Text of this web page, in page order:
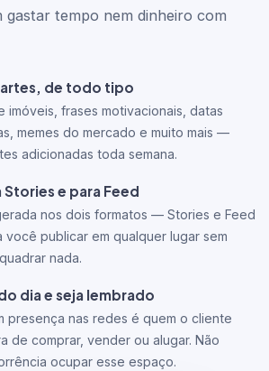
gastar tempo nem dinheiro com
artes, de todo tipo
imóveis, frases motivacionais, datas
memes do mercado e muito mais —
adicionadas toda semana.
Stories e para Feed
nos dois formatos — Stories e Feed
publicar em qualquer lugar sem
nada.
dia e seja lembrado
presença nas redes é quem o cliente
de comprar, vender ou alugar. Não
ocupar esse espaço.